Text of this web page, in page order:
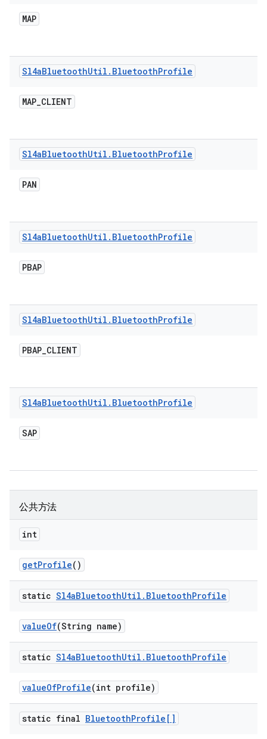
MAP
Sl4aBluetoothUtil . BluetoothProfile
MAP_CLIENT
Sl4aBluetoothUtil . BluetoothProfile
PAN
Sl4aBluetoothUtil . BluetoothProfile
PBAP
Sl4aBluetoothUtil . BluetoothProfile
PBAP_CLIENT
Sl4aBluetoothUtil . BluetoothProfile
SAP
公共方法
int
getProfile()
static Sl4aBluetoothUtil . BluetoothProfile
valueOf(String name)
static Sl4aBluetoothUtil . BluetoothProfile
valueOfProfile(int profile)
static final BluetoothProfile[]